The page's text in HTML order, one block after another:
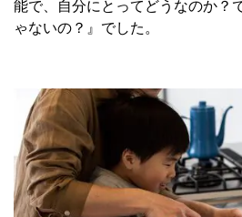
能で、自分にとってどうなのか？
ゃないの？』でした。